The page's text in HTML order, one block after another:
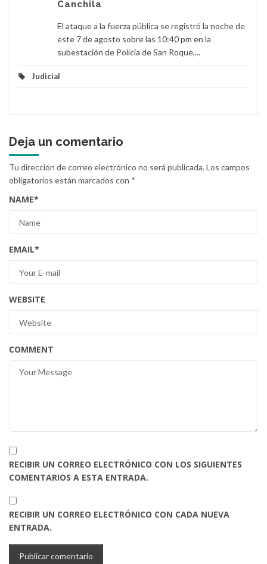
Canchila
El ataque a la fuerza pública se registró la noche de
este 7 de agosto sobre las 10:40 pm en la
subestación de Policía de San Roque,...
Judicial
Deja un comentario
Tu dirección de correo electrónico no será publicada.Los campos
obligatorios están marcados con *
NAME*
EMAIL*
WEBSITE
COMMENT
RECIBIR UN CORREO ELECTRÓNICO CON LOS SIGUIENTES
COMENTARIOS A ESTA ENTRADA.
RECIBIR UN CORREO ELECTRÓNICO CON CADA NUEVA
ENTRADA.